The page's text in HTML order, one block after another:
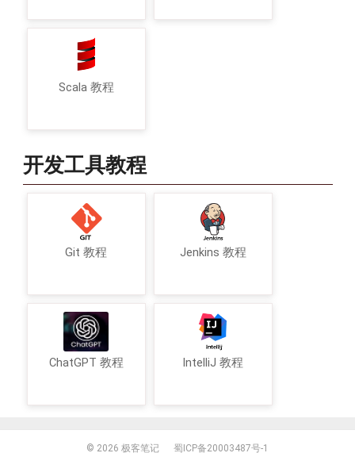
Scala 教程
开发工具教程
Git 教程 Jenkins 教程
ChatGPT 教程 IntelliJ 教程
© 2026 极客笔记 蜀ICP备20003487号-1